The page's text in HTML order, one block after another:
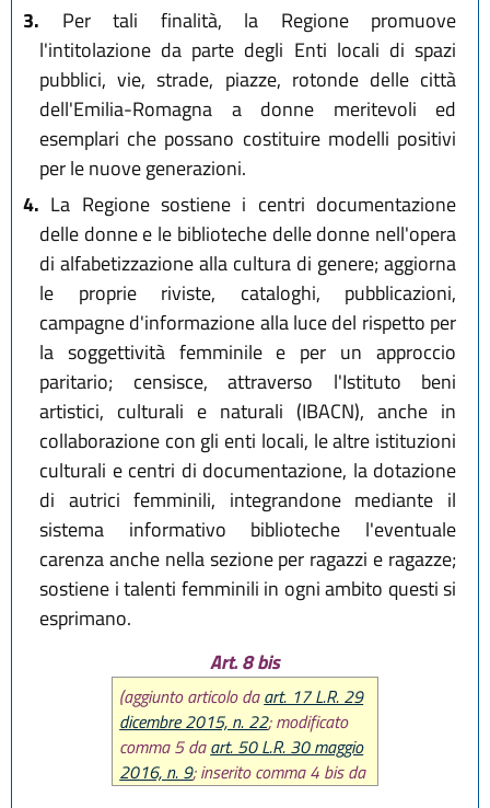
3. Per tali finalità, la Regione promuove
l'intitolazione da parte degli Enti locali di spazi
pubblici, vie, strade, piazze, rotonde delle città
dell'Emilia-Romagna a donne meritevoli ed
esemplari che possano costituire modelli positivi
per le nuove generazioni.
4. La Regione sostiene i centri documentazione
delle donne e le biblioteche delle donne nell'opera
di alfabetizzazione alla cultura di genere; aggiorna
le proprie riviste, cataloghi, pubblicazioni,
campagne d'informazione alla luce del rispetto per
la soggettività femminile e per un approccio
paritario; censisce, attraverso l'Istituto beni
artistici, culturali e naturali (IBACN), anche in
collaborazione con gli enti locali, le altre istituzioni
culturali e centri di documentazione, la dotazione
di autrici femminili, integrandone mediante il
sistema informativo biblioteche l'eventuale
carenza anche nella sezione per ragazzi e ragazze;
sostiene i talenti femminili in ogni ambito questi si
esprimano.
Art. 8 bis
(aggiunto articolo daart. 17 L.R. 29
dicembre 2015, n. 22; modificato
comma 5 daart. 50 L.R. 30 maggio
2016, n. 9; inserito comma 4 bis da